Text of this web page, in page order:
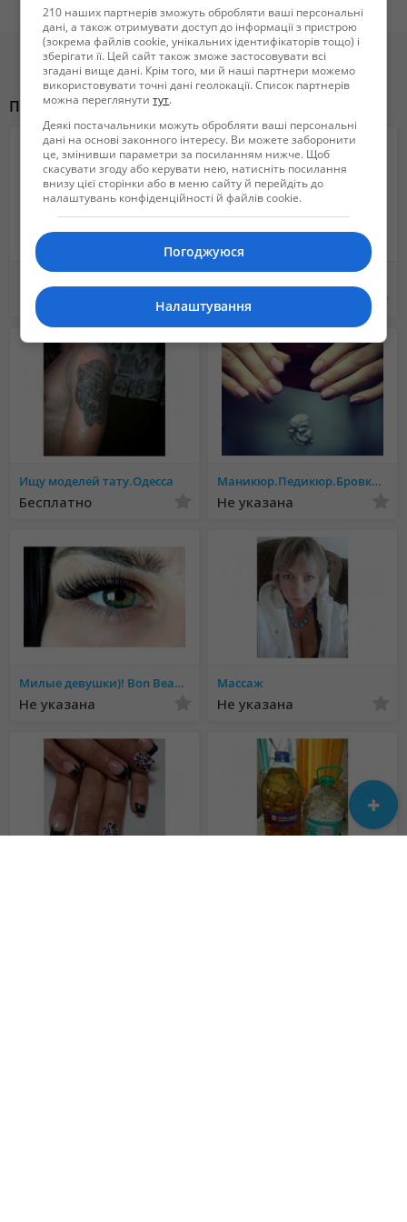
Жду всех желающих быть красивыми и гладенькими!
Звоните,пишите вайбер,инстаграмм,телеграмм,вотсап!
Инстаграм _suga_glitter_
тел: 050 958 8982
Похожие объявления
Не указана Не указана
Ищу моделей тату.Одесса
Бесплатно
Маникюр.Педикюр.Бровки.м Теремки
Не указана
Милые девушки)! Bon Beauty Room приглашает Вас к себе в гости: маникюр, педикюр, оформление б
Не указана
Массаж
Не указана
210 наших партнерів зможуть обробляти ваші персональні
дані, а також отримувати доступ до інформації з пристрою
(зокрема файлів cookie, унікальних ідентифікаторів тощо) і
зберігати її. Цей сайт також зможе застосовувати всі
згадані вище дані. Крім того, ми й наші партнери можемо
використовувати точні дані геолокації. Список партнерів
можна переглянутитут.
Деякі постачальники можуть обробляти ваші персональні
дані на основі законного інтересу. Ви можете заборонити
це, змінивши параметри за посиланням нижче. Щоб
скасувати згоду або керувати нею, натисніть посилання
внизу цієї сторінки або в меню сайту й перейдіть до
налаштувань конфіденційності й файлів cookie.
Погоджуюся
Налаштування